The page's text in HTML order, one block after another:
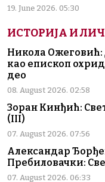
19. June 2026. 05:30
ИСТОРИЈА И
Никола
као епископ
део
08. August 2026. 02:58
Зоран Кинђић:
(III)
07. August 2026. 07:56
Александар
Пребиловачки:
07. August 2026. 06:33